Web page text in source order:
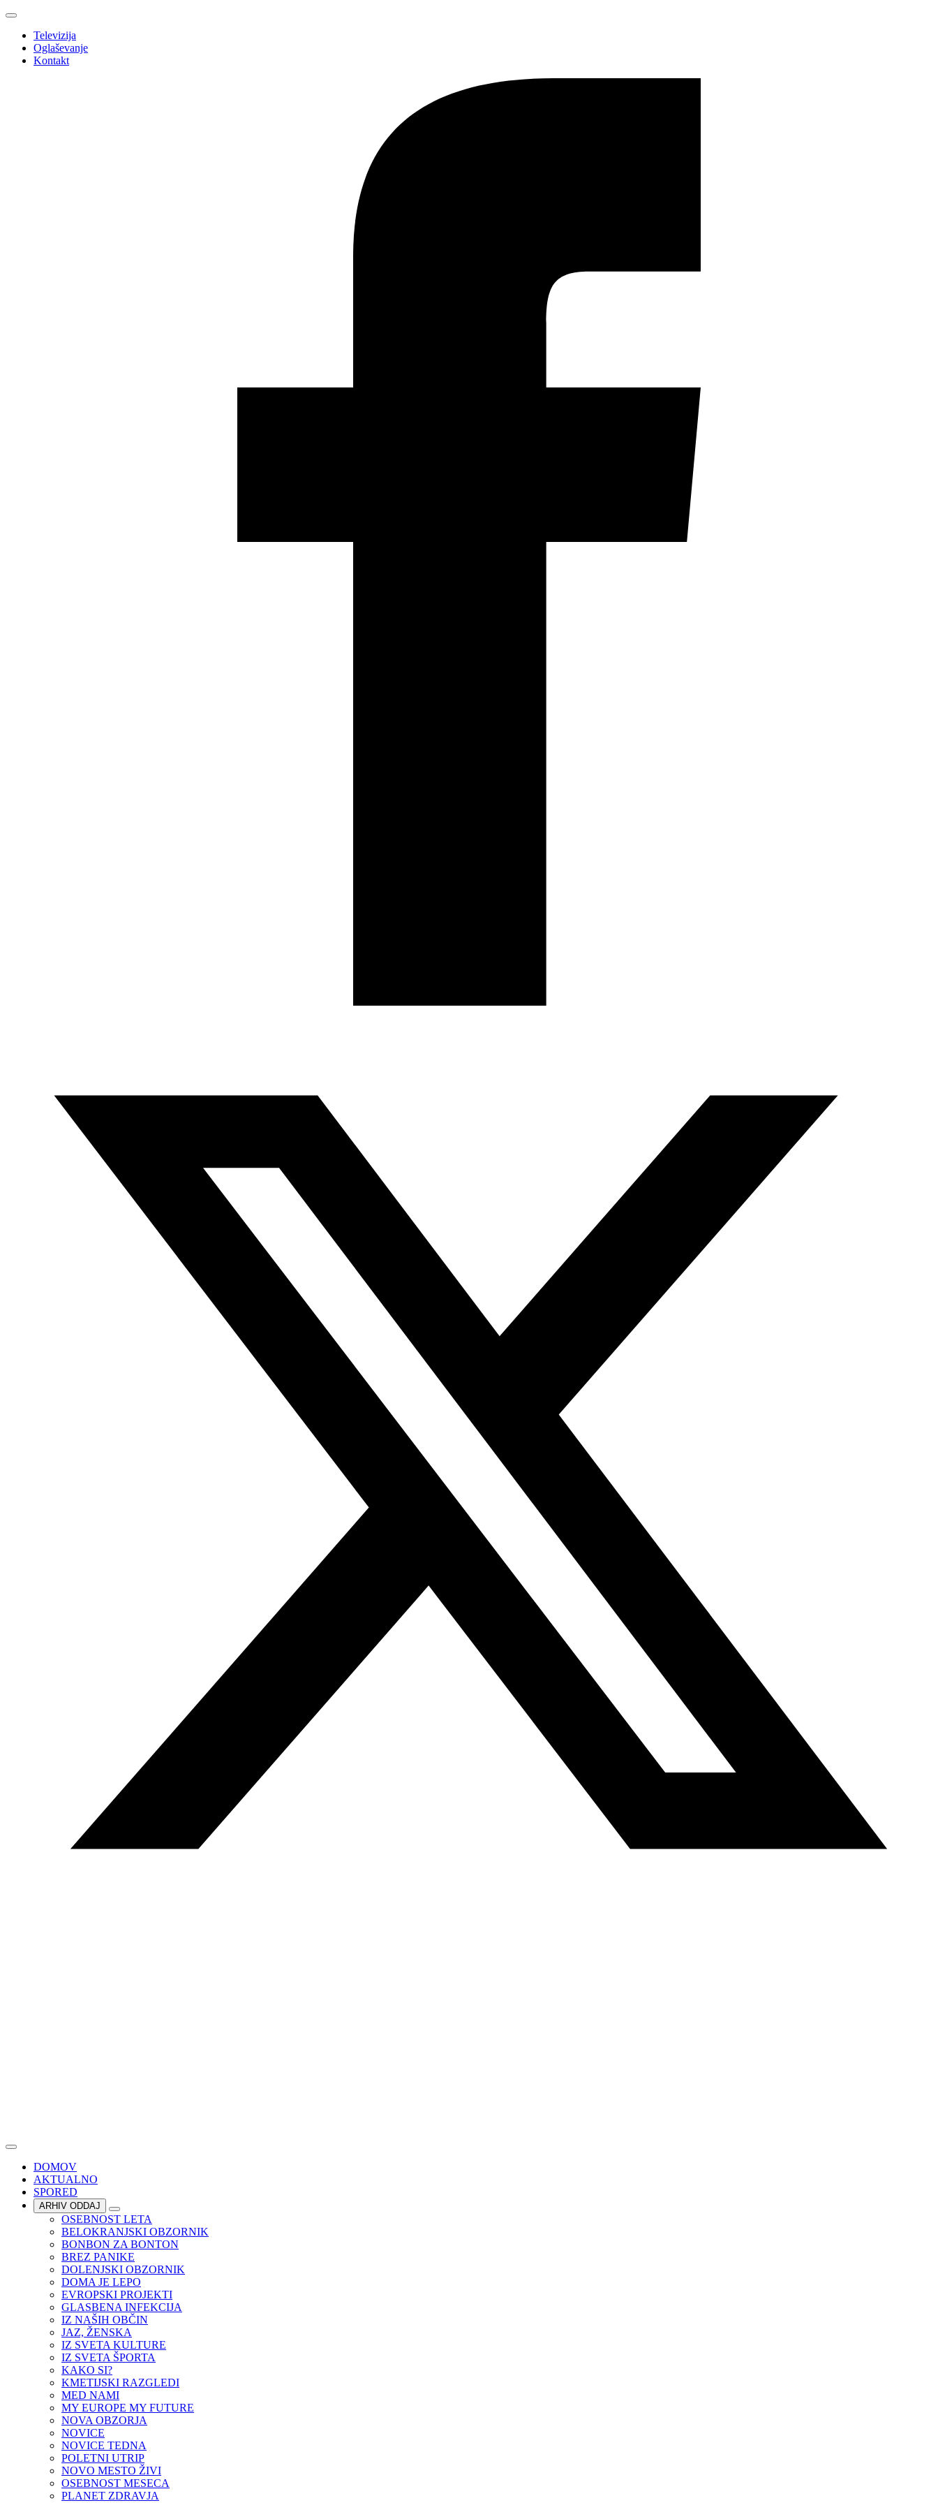
Televizija
Oglaševanje
Kontakt
DOMOV
AKTUALNO
SPORED
ARHIV ODDAJ
OSEBNOST LETA
BELOKRANJSKI OBZORNIK
BONBON ZA BONTON
BREZ PANIKE
DOLENJSKI OBZORNIK
DOMA JE LEPO
EVROPSKI PROJEKTI
GLASBENA INFEKCIJA
IZ NAŠIH OBČIN
JAZ, ŽENSKA
IZ SVETA KULTURE
IZ SVETA ŠPORTA
KAKO SI?
KMETIJSKI RAZGLEDI
MED NAMI
MY EUROPE MY FUTURE
NOVA OBZORJA
NOVICE
NOVICE TEDNA
POLETNI UTRIP
NOVO MESTO ŽIVI
OSEBNOST MESECA
PLANET ZDRAVJA